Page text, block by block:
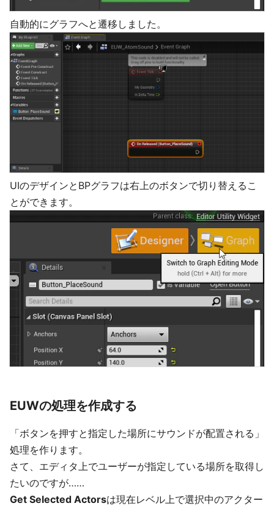
自動的にグラフへと遷移しました。
UIのデザインとBPグラフは右上のボタンで切り替えるこ
とができます。
EUWの処理を作成する
「ボタンを押すと指定した場所にサウンドが配置される」
処理を作ります。
さて、エディタ上でユーザーが指定している場所を取得し
たいのですが……
Get Selected Actorsは現在レベル上で選択中のアクター